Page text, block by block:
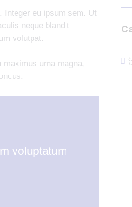
Integer eu ipsum sem. Ut
neque blandit
volutpat.
maximus urna magna,
voluptatum